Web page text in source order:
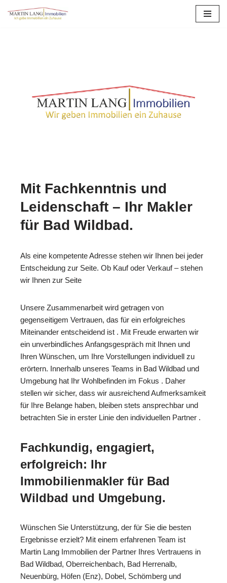
Mit Fachkenntnis und
Leidenschaft – Ihr Makler
für Bad Wildbad.
Als eine kompetente Adresse stehen wir Ihnen bei jeder
Entscheidung zur Seite. Ob Kauf oder Verkauf – stehen
wir Ihnen zur Seite
Unsere Zusammenarbeit wird getragen von
gegenseitigem Vertrauen, das für ein erfolgreiches
Miteinander entscheidend ist . Mit Freude erwarten wir
ein unverbindliches Anfangsgespräch mit Ihnen und
Ihren Wünschen, um Ihre Vorstellungen individuell zu
erörtern. Innerhalb unseres Teams in Bad Wildbad und
Umgebung hat Ihr Wohlbefinden im Fokus . Daher
stellen wir sicher, dass wir ausreichend Aufmerksamkeit
für Ihre Belange haben, bleiben stets ansprechbar und
betrachten Sie in erster Linie den individuellen Partner .
Fachkundig, engagiert,
erfolgreich: Ihr
Immobilienmakler für Bad
Wildbad und Umgebung.
Wünschen Sie Unterstützung, der für Sie die besten
Ergebnisse erzielt? Mit einem erfahrenen Team ist
Martin Lang Immobilien der Partner Ihres Vertrauens in
Bad Wildbad, Oberreichenbach, Bad Herrenalb,
Neuenbürg, Höfen (Enz), Dobel, Schömberg und